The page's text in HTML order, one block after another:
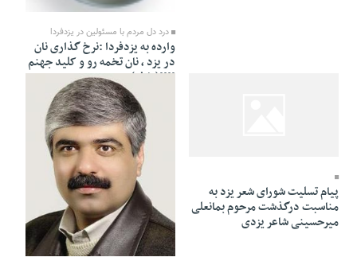
درد دل مردم با مسئولین در یزدفردا
وارده به یزدفردا :نرخ گذاری نان
در یزد ، نان تخمه رو و کلید جهنم
!!!!(1نظر)
پیام تسلیت شورای شعر یزد به
مناسبت درگذشت مرحوم بمانعلی
میرحسینی شاعر یزدی
26 Khordad 1391 - 00:14